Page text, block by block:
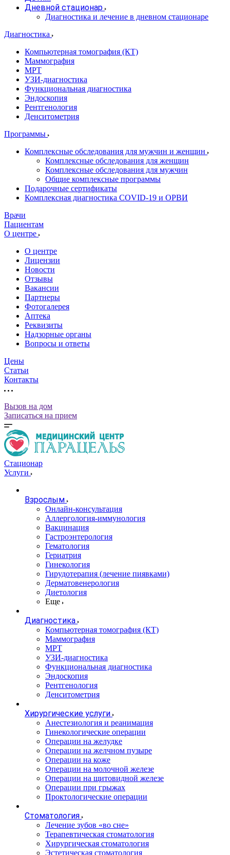
Дневной стационар
Диагностика и лечение в дневном стационаре
Диагностика
Компьютерная томография (КТ)
Маммография
МРТ
УЗИ-диагностика
Функциональная диагностика
Эндоскопия
Рентгенология
Денситометрия
Программы
Комплексные обследования для мужчин и женщин
Комплексные обследования для женщин
Комплексные обследования для мужчин
Общие комплексные программы
Подарочные сертификаты
Комплексная диагностика COVID-19 и ОРВИ
Врачи
Пациентам
О центре
О центре
Лицензии
Новости
Отзывы
Вакансии
Партнеры
Фотогалерея
Аптека
Реквизиты
Надзорные органы
Вопросы и ответы
Цены
Статьи
Контакты
Вызов на дом
Записаться на прием
Стационар
Услуги
Взрослым
Онлайн-консультация
Аллергология-иммунология
Вакцинация
Гастроэнтерология
Гематология
Гериатрия
Гинекология
Гирудотерапия (лечение пиявками)
Дерматовенерология
Диетология
Еще
Диагностика
Компьютерная томография (КТ)
Маммография
МРТ
УЗИ-диагностика
Функциональная диагностика
Эндоскопия
Рентгенология
Денситометрия
Хирургические услуги
Анестезиология и реанимация
Гинекологические операции
Операции на желудке
Операции на желчном пузыре
Операции на коже
Операции на молочной железе
Операции на щитовидной железе
Операции при грыжах
Проктологические операции
Стоматология
Лечение зубов «во сне»
Терапевтическая стоматология
Хирургическая стоматология
Эстетическая стоматология